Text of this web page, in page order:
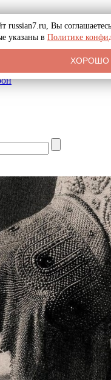
сайте
russian7.ru, Вы
указаны в Политике
ХОРОШО